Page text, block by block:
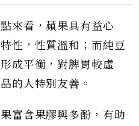
來看，蘋果具有益心
性，性質溫和；而純豆
成平衡，對脾胃較虛
的人特別友善。
富含果膠與多酚，有助